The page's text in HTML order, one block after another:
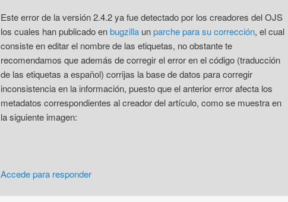
Este error de la versión 2.4.2 ya fue detectado por los creadores del OJS
los cuales han publicado enbugzillaunparche para su corrección, el cual
consiste en editar el nombre de las etiquetas, no obstante te
recomendamos que además de corregir el error en el código (traducción
de las etiquetas a español) corrijas la base de datos para corregir
inconsistencia en la información, puesto que el anterior error afecta los
metadatos correspondientes al creador del artículo, como se muestra en
la siguiente imagen:
Accede para responder